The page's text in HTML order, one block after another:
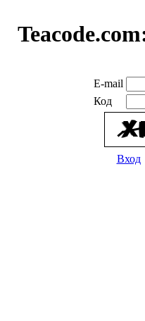
E-mail
Код
Вход